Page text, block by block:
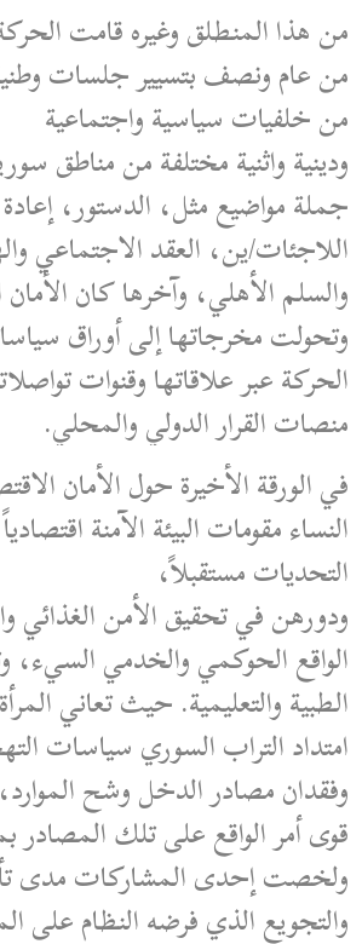
من هذا المنطلق وغيره قامت
من عام ونصف بتسيير جلسات
من خلفيات سياسية واجتماعية
ودينية واثنية مختلفة من مناطق
جملة مواضيع مثل، الدستور، إعادة
اللاجئات/ين، العقد الاجتماعي
والسلم الأهلي، وآخرها كان الأمان
وتحولت مخرجاتها إلى أوراق
الحركة عبر علاقاتها وقنوات
منصات القرار الدولي والمحلي.
في الورقة الأخيرة حول الأمان
النساء مقومات البيئة الآمنة
التحديات مستقبلاً،
ودورهن في تحقيق الأمن الغذائي
الواقع الحوكمي والخدمي السيء،
الطبية والتعليمية. حيث تعاني
امتداد التراب السوري سياسات
وفقدان مصادر الدخل وشح
قوى أمر الواقع على تلك المصادر
ولخصت إحدى المشاركات مدى
والتجويع الذي فرضه النظام على